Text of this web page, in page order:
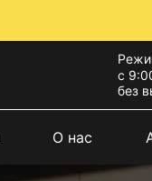
с
без
О нас